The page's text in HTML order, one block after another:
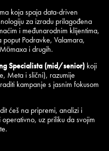
koja spaja data-driven
za izradu prilagođena
i međunarodnim klijentima,
Podravke, Valamara,
i drugih.
Specialista (mid/senior) koji
Meta i slični), razumije
kampanje s jasnim fokusom
ćeš na pripremi, analizi i
uz priliku da svojim